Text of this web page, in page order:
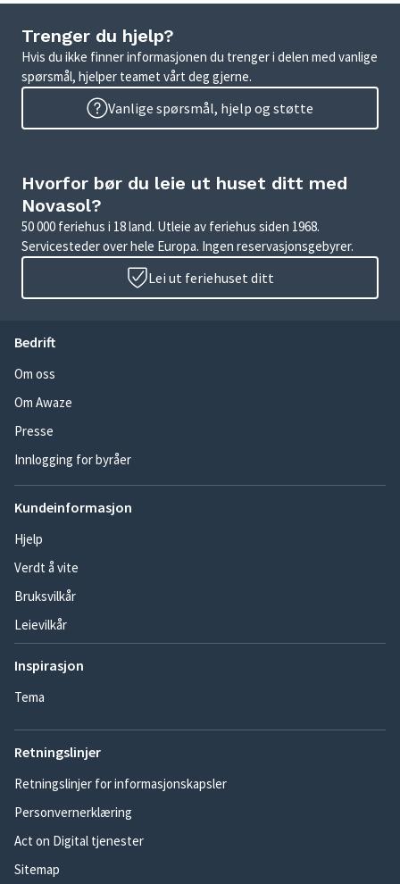
Trenger du hjelp?
Hvis du ikke finner informasjonen du trenger i delen med vanlige
spørsmål, hjelper teamet vårt deg gjerne.
Vanlige spørsmål, hjelp og støtte
Hvorfor bør du leie ut huset ditt med
Novasol?
50 000 feriehus i 18 land. Utleie av feriehus siden 1968.
Servicesteder over hele Europa. Ingen reservasjonsgebyrer.
Lei ut feriehuset ditt
Bedrift
Om oss
Om Awaze
Presse
Innlogging for byråer
Kundeinformasjon
Hjelp
Verdt å vite
Bruksvilkår
Leievilkår
Inspirasjon
Tema
Retningslinjer
Retningslinjer for informasjonskapsler
Personvernerklæring
Act on Digital tjenester
Sitemap